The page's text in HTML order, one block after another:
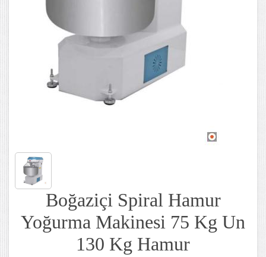
Boğaziçi Spiral Hamur
Yoğurma Makinesi 75 Kg Un
130 Kg Hamur